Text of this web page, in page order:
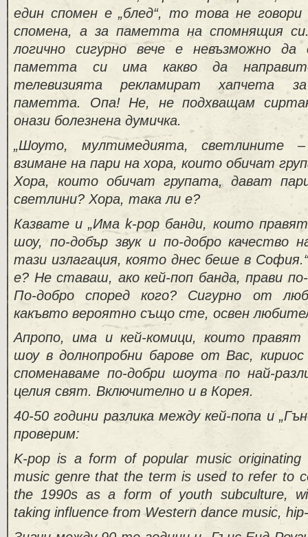
един спомен е „блед“, то това не
спомена, а за паметта на спомнящия
логично сигурно вече е невъзможно
паметта си има какво да
телевизията рекламират хапчета
паметта. Опа! Не, не подхващам
онази болезнена думичка.
„Шоуто, мултимедията, светлините
взимане на пари на хора, които обичат
Хора, които обичат групата, дават
светлини? Хора, така ли е?
Казвате и „Има k-pop банди, които
шоу, по-добър звук и по-добро качество
тази излагация, която днес беше в София.“
е? Не ставаш, ако кей-поп банда, прави
По-добро според кого? Сигурно от
какъвто вероятно също сте, освен
Апропо, има и кей-комици, които
шоу в долнопробни барове от Вас,
споменаваме по-добри шоута по най-
целия свят. Включително и в Корея.
40-50 години разлика между кей-попа и
проверим:
K-pop is a form of popular music
music genre that the term is used to refer to
the 1990s as a form of youth subculture,
taking influence from Western dance music,